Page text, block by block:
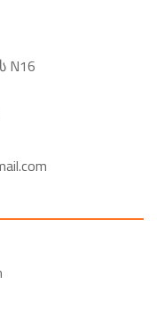
N16